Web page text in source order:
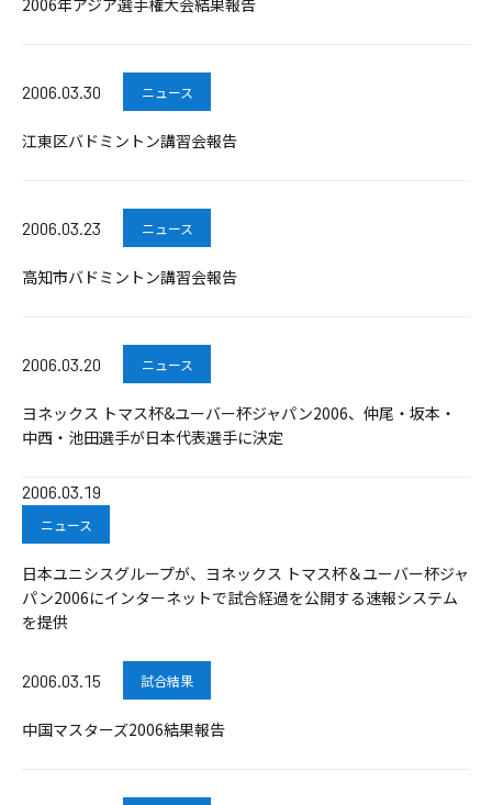
2006年アジア選手権大会結果報告
2006.03.30 ニュース
江東区バドミントン講習会報告
2006.03.23 ニュース
高知市バドミントン講習会報告
2006.03.20 ニュース
ヨネックス トマス杯&ユーバー杯ジャパン2006、仲尾・坂本・
中西・池田選手が日本代表選手に決定
2006.03.19
ニュース
日本ユニシスグループが、ヨネックス トマス杯＆ユーバー杯ジャ
パン2006にインターネットで試合経過を公開する速報システム
を提供
2006.03.15 試合結果
中国マスターズ2006結果報告